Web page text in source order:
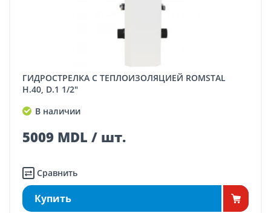
ГИДРОСТРЕЛКА С ТЕПЛОИЗОЛЯЦИЕЙ ROMSTAL
H.40, D.1 1/2"
В наличии
5009 MDL / шт.
Сравнить
Купить